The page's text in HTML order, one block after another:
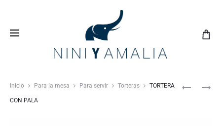
con nosotros y vive una
experiencia inolvidable
Inicio Para la mesa Para servir Torteras TORTERA
CON PALA